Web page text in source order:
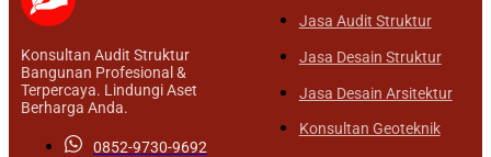
Konsultan Audit Struktur
Bangunan Profesional &
Terpercaya. Lindungi Aset
Berharga Anda.
0852-9730-9692
Jasa Audit Struktur
Jasa Desain Struktur
Jasa Desain Arsitektur
Konsultan Geoteknik